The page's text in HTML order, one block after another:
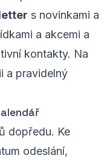
s novinkami a
a akcemi a
kontakty. Na
a pravidelný
dopředu. Ke
odeslání,